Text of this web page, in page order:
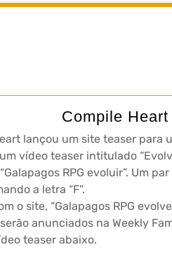
Compile
lançou um site teaser para
vídeo teaser intitulado
RPG evoluir”. Um
a letra “F”.
o site, “Galapagos RPG
anunciados na Weekly
teaser abaixo.